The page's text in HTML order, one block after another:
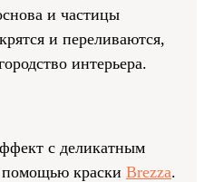
и частицы
и переливаются,
интерьера.
с деликатным
помощью краски Brezza.